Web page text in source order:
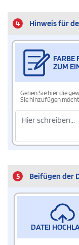
4 Hinweis für
FARBE
ZUM
Geben Sie hier die
Sie hinzufügen
5 Beifügen der
DATEI